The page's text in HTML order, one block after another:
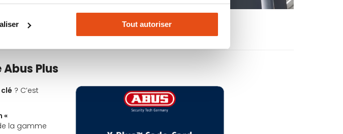
Tout autoriser
Plus
? C’est
«
la gamme